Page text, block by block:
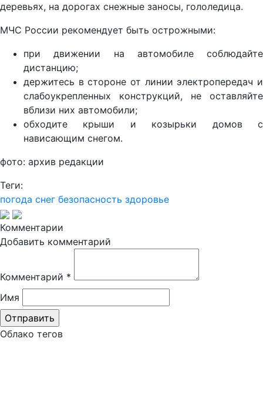
деревьях, на дорогах снежные заносы, гололедица.
МЧС России рекомендует быть острожными:
при движении на автомобиле соблюдайте
дистанцию;
держитесь в стороне от линии электропередач и
слабоукрепленных конструкций, не оставляйте
вблизи них автомобили;
обходите крыши и козырьки домов с
нависающим снегом.
фото: архив редакции
Теги:
погода снег безопасность здоровье
Комментарии
Добавить комментарий
Комментарий *
Имя
Облако тегов